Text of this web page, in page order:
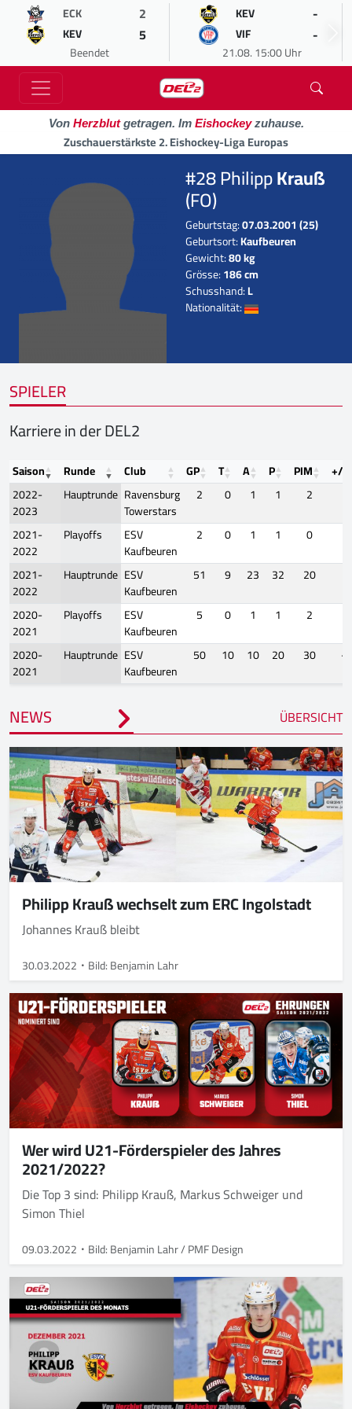
ECK 2
KEV 5
Beendet
KEV -
VIF -
21.08. 15:00 Uhr
Von Herzblutgetragen. Im Eishockeyzuhause.
Zuschauerstärkste 2. Eishockey-Liga Europas
#28 PhilippKrauß
(FO)
Geburtstag:07.03.2001 (25)
Geburtsort:Kaufbeuren
Gewicht:80 kg
Grösse:186 cm
Schusshand:L
Nationalität:
SPIELER
Karriere in der DEL2
Saison Runde Club GP T A P PIM
+/-
2022-
2023
Hauptrunde Ravensburg
Towerstars
2 0 1 1 2
2021-
2022
Playoffs
ESV
Kaufbeuren
2 0 1 1 0
2021-
2022
Hauptrunde ESV
Kaufbeuren
51 9 23 32 20
2020-
2021
Playoffs
ESV
Kaufbeuren
5 0 1 1 2
2020-
2021
Hauptrunde ESV
Kaufbeuren
50 10 10 20 30 -5
NEWS ÜBERSICHT
Philipp Krauß wechselt zum ERC Ingolstadt
Johannes Krauß bleibt
30.03.2022 Bild: Benjamin Lahr
Wer wird U21-Förderspieler des Jahres
2021/2022?
Die Top 3 sind: Philipp Krauß, Markus Schweiger und
Simon Thiel
09.03.2022 Bild: Benjamin Lahr / PMF Design